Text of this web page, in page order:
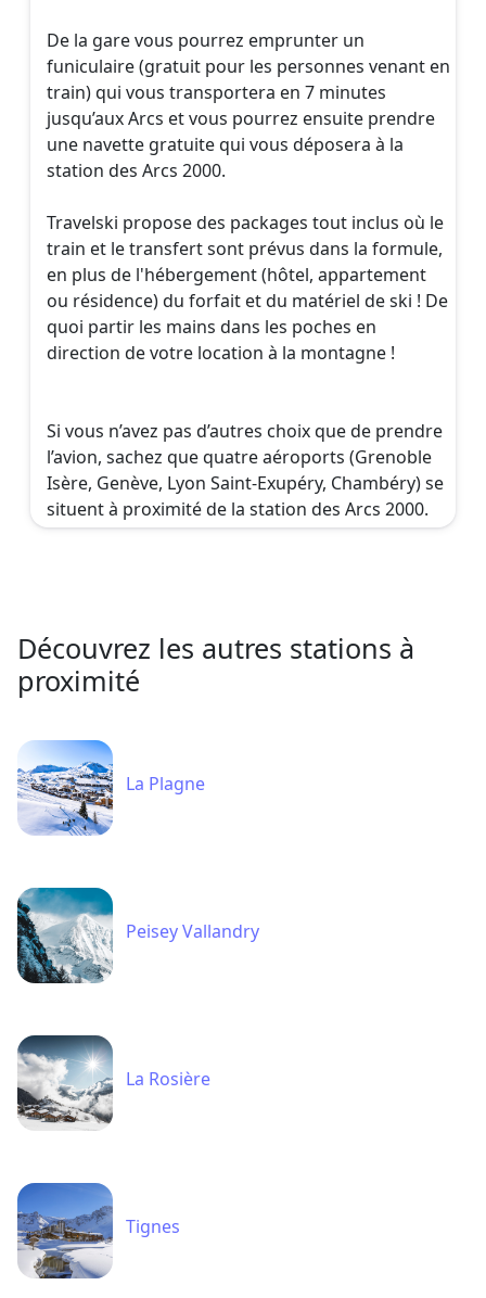
De la gare vous pourrez emprunter un
funiculaire (gratuit pour les personnes venant en
train) qui vous transportera en 7 minutes
jusqu’aux Arcs et vous pourrez ensuite prendre
une navette gratuite qui vous déposera à la
station des Arcs 2000.
Travelski propose des packages tout inclus où le
train et le transfert sont prévus dans la formule,
en plus de l'hébergement (hôtel, appartement
ou résidence) du forfait et du matériel de ski ! De
quoi partir les mains dans les poches en
direction de votre location à la montagne !
Si vous n’avez pas d’autres choix que de prendre
l’avion, sachez que quatre aéroports (Grenoble
Isère, Genève, Lyon Saint-Exupéry, Chambéry) se
situent à proximité de la station des Arcs 2000.
Découvrez les autres stations à
proximité
La Plagne
Peisey Vallandry
La Rosière
Tignes